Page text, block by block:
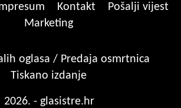
Kontakt
Pošalji vijest
Marketing
oglasa / Predaja osmrtnica
Tiskano izdanje
2026. - glasistre.hr